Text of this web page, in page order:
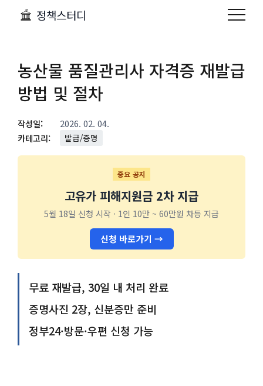
정책스터디
농산물 품질관리사 자격증 재발급
방법 및 절차
작성일:
2026. 02. 04.
카테고리:
발급/증명
중요 공지
고유가 피해지원금 2차 지급
5월 18일 신청 시작 · 1인 10만 ~ 60만원 차등 지급
신청 바로가기 →
무료 재발급, 30일 내 처리 완료
증명사진 2장, 신분증만 준비
정부24·방문·우편 신청 가능